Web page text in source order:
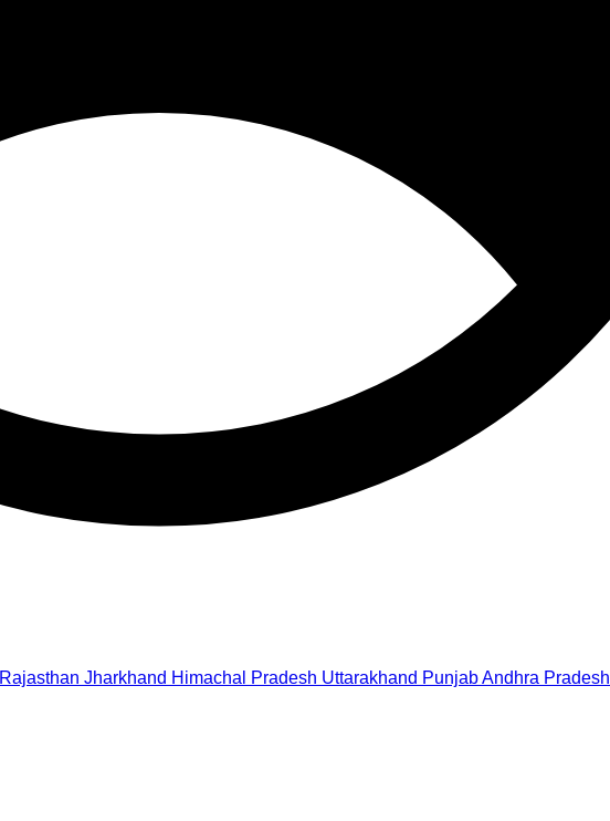
Rajasthan Jharkhand Himachal Pradesh Uttarakhand PunjabAndhra Pradesh